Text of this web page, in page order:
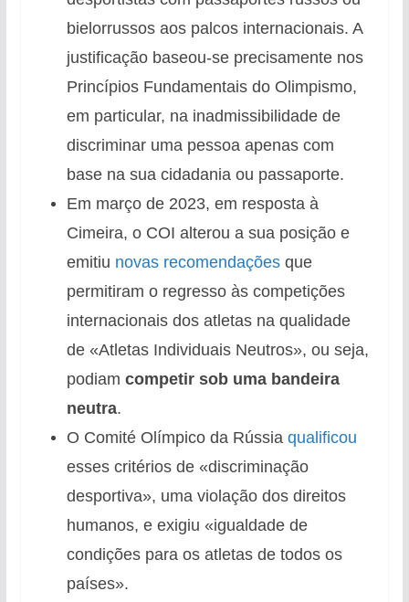
bielorrussos aos palcos internacionais. A
justificação baseou-se precisamente nos
Princípios Fundamentais do Olimpismo,
em particular, na inadmissibilidade de
discriminar uma pessoa apenas com
base na sua cidadania ou passaporte.
Em março de 2023, em resposta à
Cimeira, o COI alterou a sua posição e
emitiu novas recomendaçõesque
permitiram o regresso às competições
internacionais dos atletas na qualidade
de «Atletas Individuais Neutros», ou seja,
podiam competir sob uma bandeira
neutra.
O Comité Olímpico da Rússia qualificou
esses critérios de «discriminação
desportiva», uma violação dos direitos
humanos, e exigiu «igualdade de
condições para os atletas de todos os
países».